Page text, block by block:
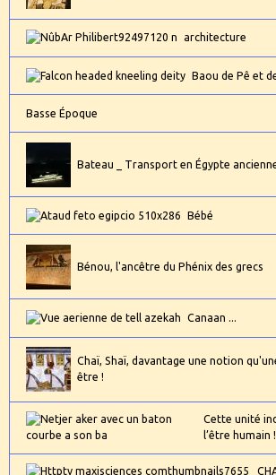
architecture
Baou de Pê et
Basse Époque
Bateau _ Transport en Égypte
Bébé
Bénou, l'ancêtre du Phénix des grecs
Canaan ...
Chaï, Shaï, davantage une notion
être !
Cette unité
l’être humain !